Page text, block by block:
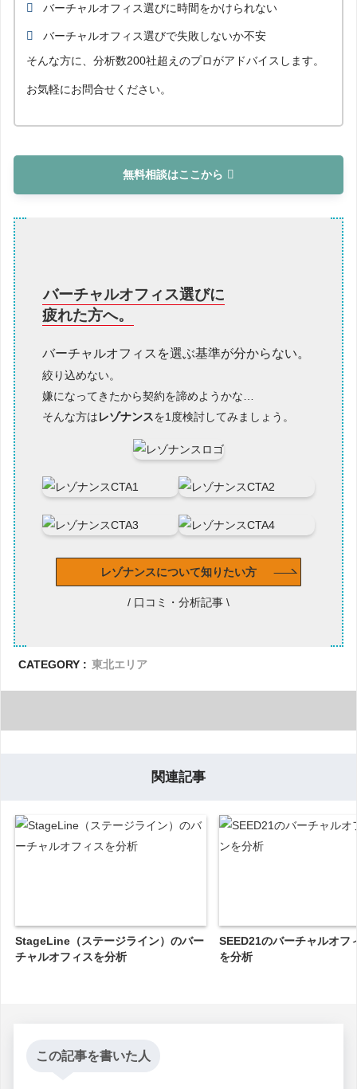
バーチャルオフィス選びに時間をかけられない
バーチャルオフィス選びで失敗しないか不安
そんな方に、分析数200社超えのプロがアドバイスします。
お気軽にお問合せください。
無料相談はここから
バーチャルオフィス選びに
疲れた方へ。
バーチャルオフィスを選ぶ基準が分からない。
絞り込めない。
嫌になってきたから契約を諦めようかな…
そんな方はレゾナンスを1度検討してみましょう。
レゾナンスについて知りたい方
/ 口コミ・分析記事 \
CATEGORY : 東北エリア
関連記事
StageLine（ステージライン）のバー
チャルオフィスを分析
SEED21のバーチャルオフ
を分析
この記事を書いた人